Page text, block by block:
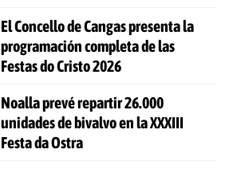
El Concello de Cangas presenta la
programación completa de las
Festas do Cristo 2026
Noalla prevé repartir 26.000
unidades de bivalvo en la XXXIII
Festa da Ostra